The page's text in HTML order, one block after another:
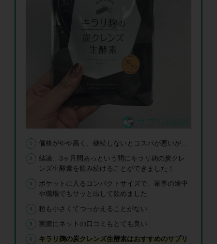
価格がやや高く、継続しないとコスパが悪いが...
結論、3ヶ月間あっという間にキラリ麹の炭クレ
ンズ生酵素を飲み続けることができました！
ポケットに入るコンパクトサイズで、家事の途中
や職場でもサッと出して飲めました
粒も小さくてつっかえることがない
実際にネットの口コミもとても良い
キラリ麹の炭クレンズ生酵素はおすすめのサプリ